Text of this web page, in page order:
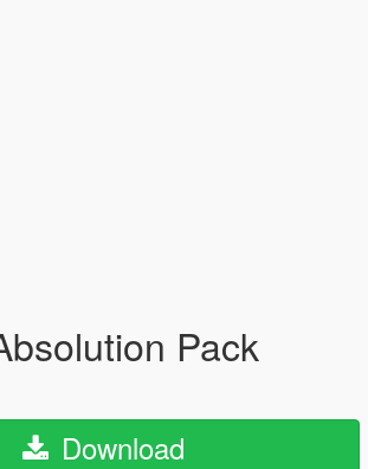
Pack
Download